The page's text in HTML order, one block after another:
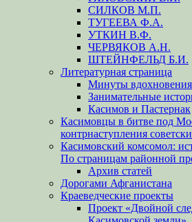
СИЛКОВ М.П.
ТУГЕЕВА Ф.А.
УТКИН В.Ф.
ЧЕРВЯКОВ А.Н.
ШТЕЙНФЕЛЬД Б.И.
Литературная страница
Минуты вдохновения
Занимательные
Касимов и Пастернак
Касимовцы в битве под
контрнаступления
Касимовский комсомол:
По страницам районной
Архив статей
Дорогами Афганистана
Краеведческие проекты
Проект «Двойной